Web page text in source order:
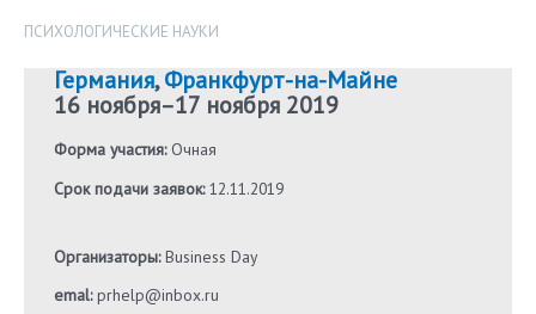
ПСИХОЛОГИЧЕСКИЕ НАУКИ
Германия,Франкфурт-на-Майне
16 ноября–17 ноября 2019
Форма участия:Очная
Срок подачи заявок:12.11.2019
Организаторы:Business Day
emal:prhelp@inbox.ru